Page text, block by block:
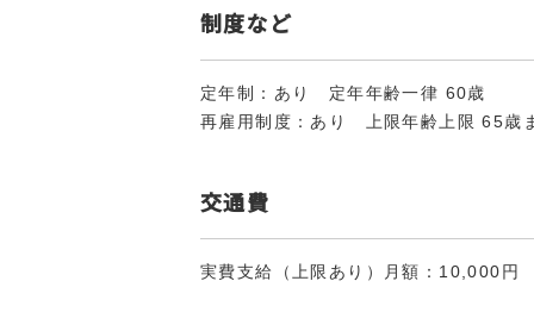
制度など
定年制：あり 定年年齢一律 60歳
再雇用制度：あり 上限年齢上限 65歳
交通費
実費支給（上限あり）月額：10,000円